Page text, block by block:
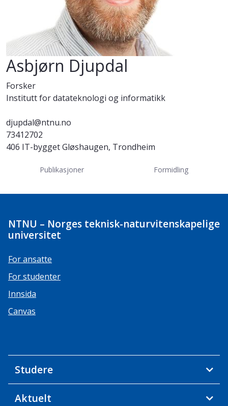
Asbjørn Djupdal
Forsker
Institutt for datateknologi og informatikk
djupdal@ntnu.no
73412702
406 IT-bygget Gløshaugen, Trondheim
Publikasjoner Formidling
NTNU – Norges teknisk-naturvitenskapelige
universitet
For ansatte
For studenter
Innsida
Canvas
Studere
Aktuelt